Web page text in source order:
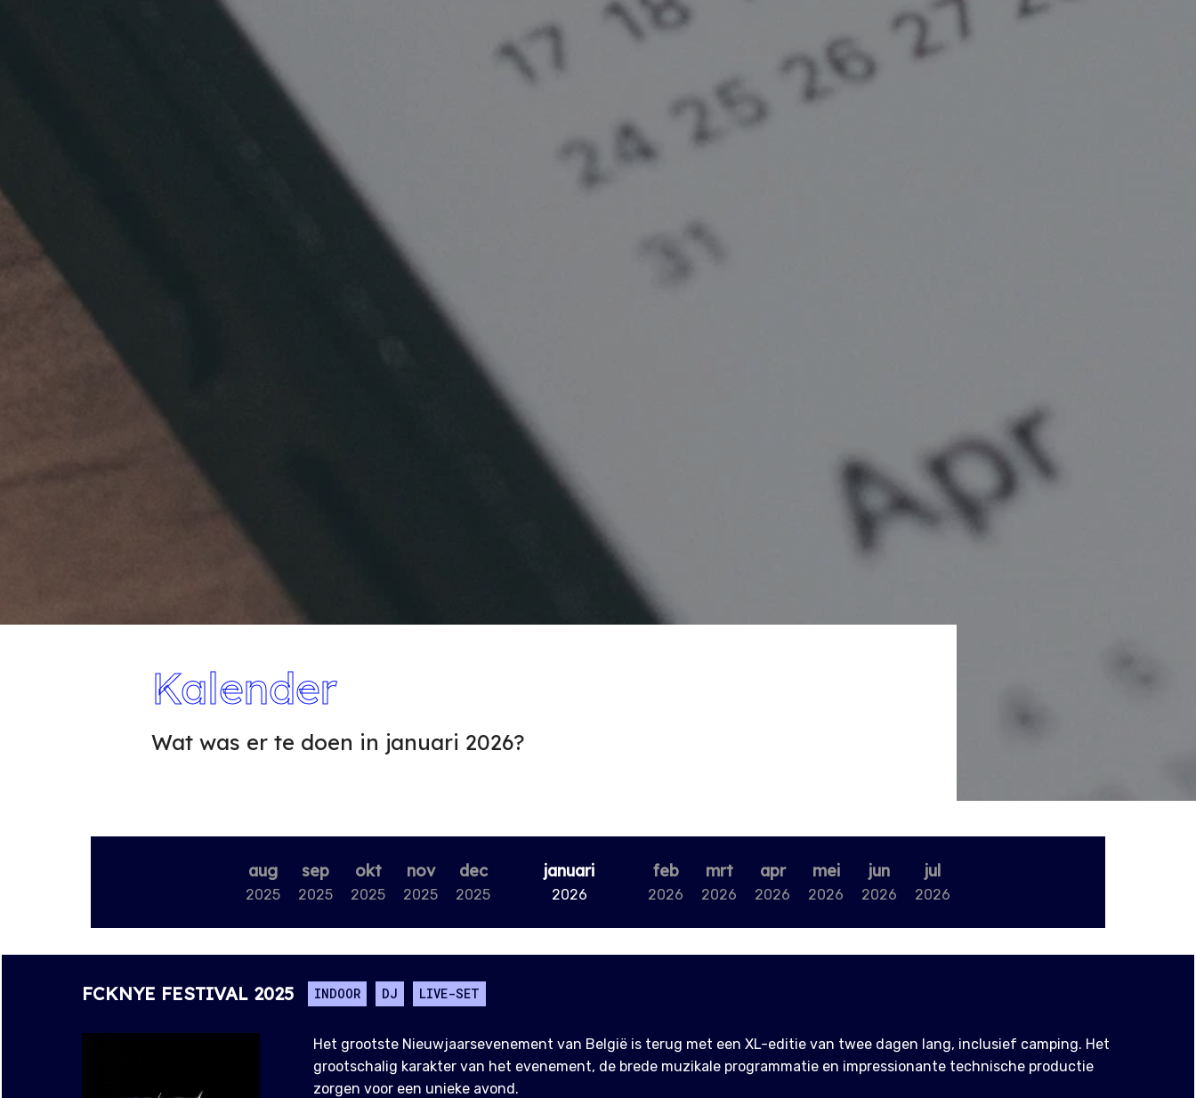
Kalender
Wat was er te doen in januari 2026?
aug
2025
sep
2025
okt
2025
nov
2025
dec
2025
januari
2026
feb
2026
mrt
2026
apr
2026
mei
2026
jun
2026
jul
2026
FCKNYE FESTIVAL 2025 INDOOR DJ LIVE-SET
Het grootste Nieuwjaarsevenement van België is terug met een XL-editie van twee dagen lang, inclusief camping. Het
grootschalig karakter van het evenement, de brede muzikale programmatie en impressionante technische productie
zorgen voor een unieke avond.